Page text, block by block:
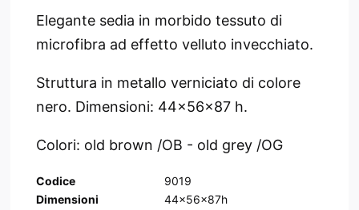
Elegante sedia in morbido tessuto di
microfibra ad effetto velluto invecchiato.
Struttura in metallo verniciato di colore
nero. Dimensioni: 44x56x87 h.
Colori: old brown /OB - old grey /OG
Codice
9019
Dimensioni
44x56x87h